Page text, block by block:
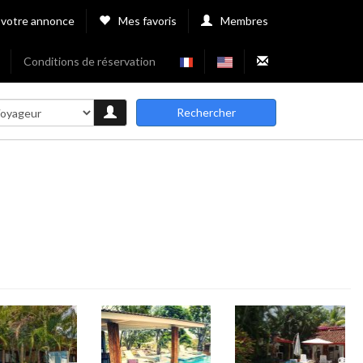
annonce Mes favoris Membres
Conditions de réservation
Rechercher